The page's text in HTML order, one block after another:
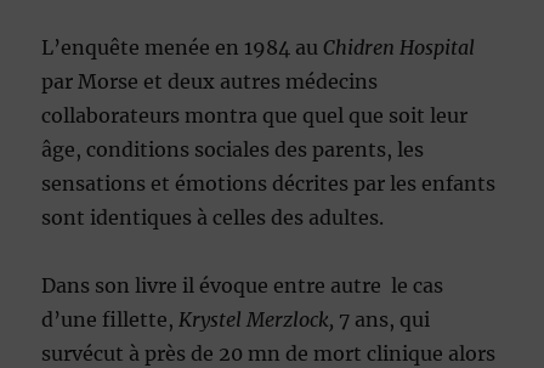
L’enquête menée en 1984 au Chidren Hospital
par Morse et deux autres médecins
collaborateurs montra que quel que soit leur
âge, conditions sociales des parents, les
sensations et émotions décrites par les enfants
sont identiques à celles des adultes.
Dans son livre il évoque entre autre le cas
d’une fillette,Krystel Merzlock, 7 ans, qui
survécut à près de 20 mn de mort clinique alors